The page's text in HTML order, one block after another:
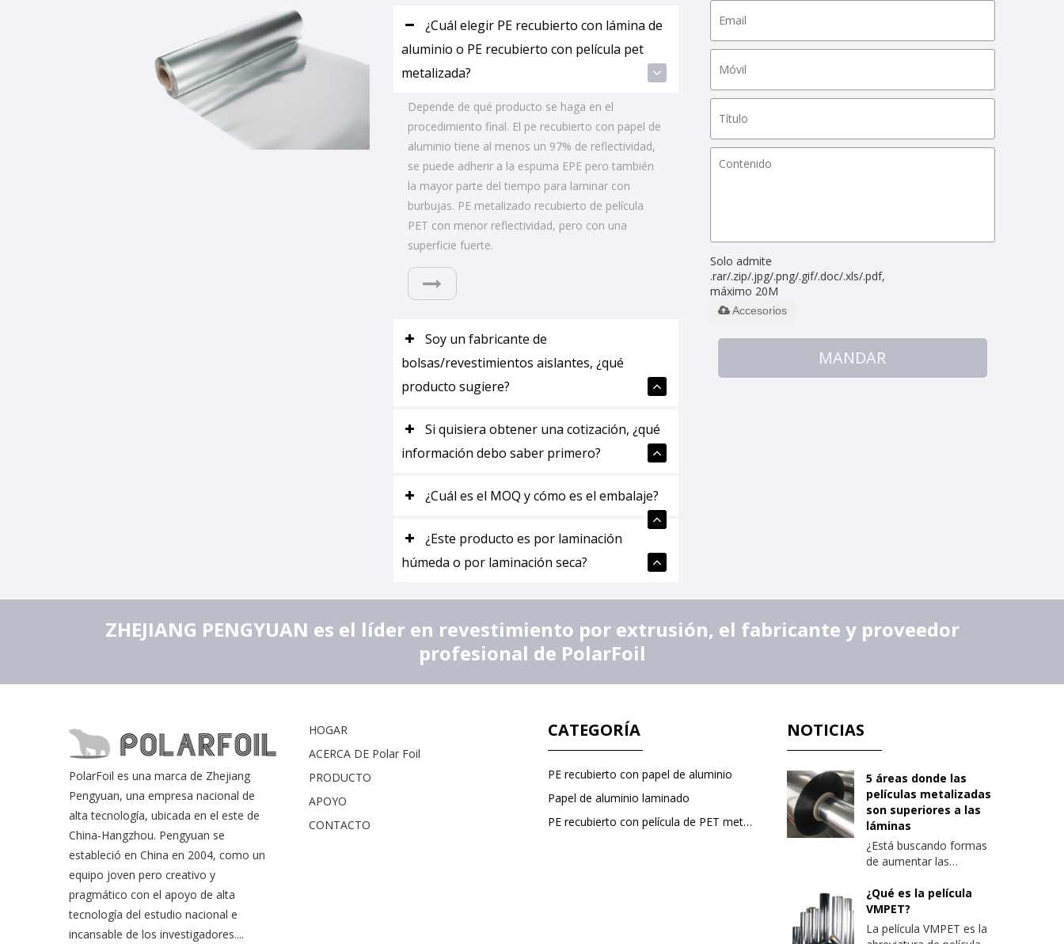
¿Cuál elegir PE recubierto con lámina de
aluminio o PE recubierto con película pet
metalizada?
Depende de qué producto se haga en el
procedimiento final. El pe recubierto con papel de
aluminio tiene al menos un 97% de reflectividad,
se puede adherir a la espuma EPE pero también
la mayor parte del tiempo para laminar con
burbujas. PE metalizado recubierto de película
PET con menor reflectividad, pero con una
superficie fuerte.
Soy un fabricante de
bolsas/revestimientos aislantes, ¿qué
producto sugiere?
Si quisiera obtener una cotización, ¿qué
información debo saber primero?
¿Cuál es el MOQ y cómo es el embalaje?
¿Este producto es por laminación
húmeda o por laminación seca?
Solo admite
.rar/.zip/.jpg/.png/.gif/.doc/.xls/.pdf,
máximo 20M
Accesorios
MANDAR
ZHEJIANG PENGYUAN es el líder en revestimiento por extrusión, el fabricante y proveedor
profesional de PolarFoil
PolarFoil es una marca de Zhejiang
Pengyuan, una empresa nacional de
alta tecnología, ubicada en el este de
China-Hangzhou. Pengyuan se
estableció en China en 2004, como un
equipo joven pero creativo y
pragmático con el apoyo de alta
tecnología del estudio nacional e
incansable de los investigadores....
HOGAR
ACERCA DE Polar Foil
PRODUCTO
APOYO
CONTACTO
CATEGORÍA
PE recubierto con papel de aluminio
Papel de aluminio laminado
PE recubierto con película de PET metalizado
NOTICIAS
5 áreas donde las
películas metalizadas
son superiores a las
láminas
¿Está buscando formas
de aumentar las
de sus envases? Aquí
hay algunos factores a
considerar al optimizar
las barreras de empaque
¿Qué es la película
VMPET?
La película VMPET es la